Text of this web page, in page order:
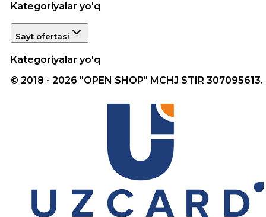
Kategoriyalar yo'q
Sayt ofertasi
Kategoriyalar yo'q
© 2018 - 2026 "OPEN SHOP" MCHJ STIR 307095613.